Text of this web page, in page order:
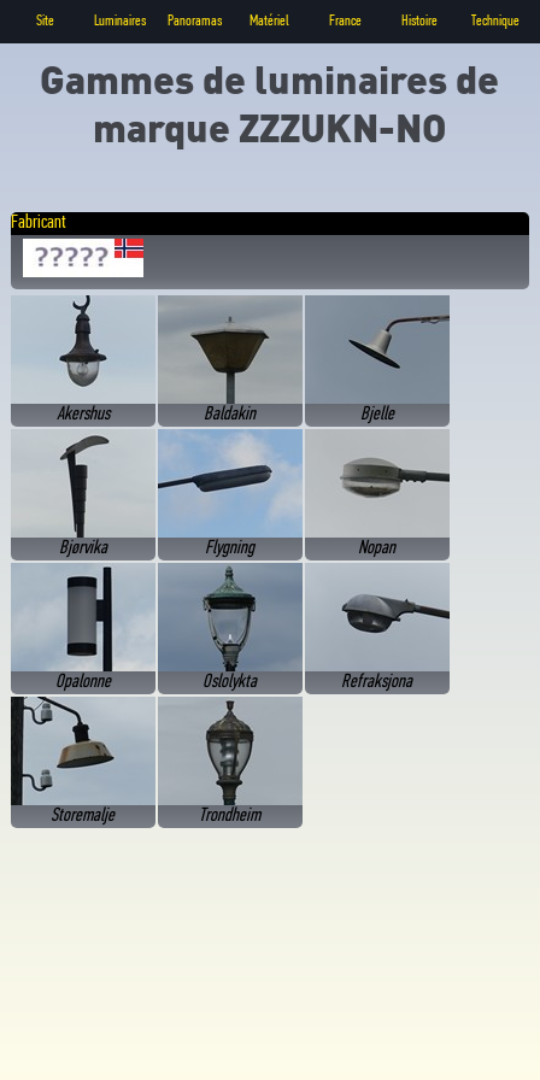
Site Luminaires Panoramas Matériel France Histoire Technique
Gammes de luminaires de
marque ZZZUKN-NO
Fabricant
Akershus Baldakin Bjelle
Bjørvika Flygning Nopan
Opalonne Oslolykta Refraksjona
Storemalje Trondheim